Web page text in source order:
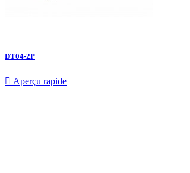
DT04-2P
 Aperçu rapide